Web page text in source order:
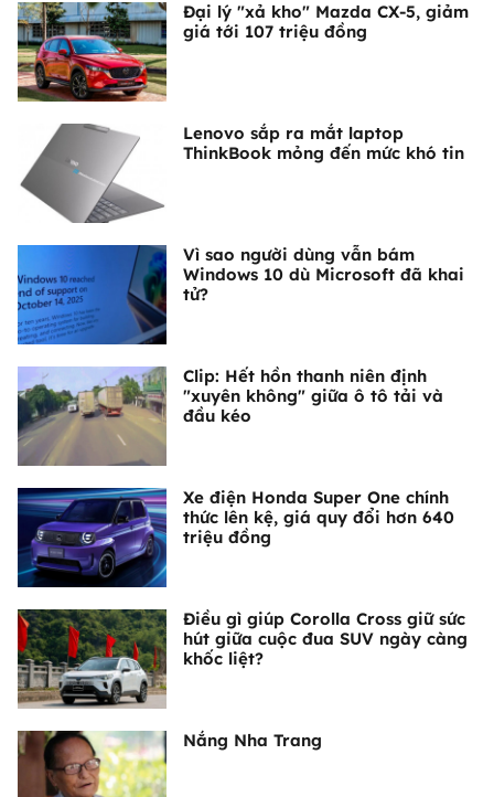
Đại lý "xả kho" Mazda CX-5, giảm
giá tới 107 triệu đồng
Lenovo sắp ra mắt laptop
ThinkBook mỏng đến mức khó tin
Vì sao người dùng vẫn bám
Windows 10 dù Microsoft đã khai
tử?
Clip: Hết hồn thanh niên định
"xuyên không" giữa ô tô tải và
đầu kéo
Xe điện Honda Super One chính
thức lên kệ, giá quy đổi hơn 640
triệu đồng
Điều gì giúp Corolla Cross giữ sức
hút giữa cuộc đua SUV ngày càng
khốc liệt?
Nắng Nha Trang